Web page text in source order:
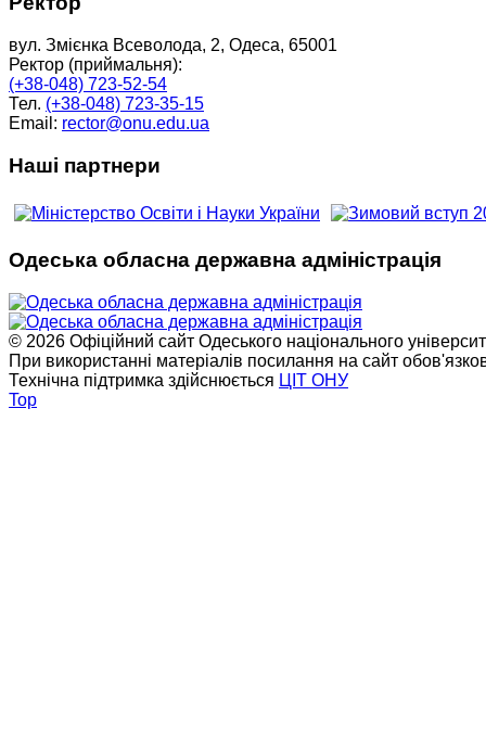
вул. Змієнка Всеволода, 2, Одеса, 65001
Ректор (приймальня):
(+38-048) 723-52-54
Тел. (+38-048) 723-35-15
Email: rector@onu.edu.ua
Наші партнери
Одеська обласна державна адміністрація
© 2026 Офіційний сайт Одеського національного
При використанні матеріалів посилання на сайт
Технічна підтримка здійснюється ЦІТ ОНУ
Top